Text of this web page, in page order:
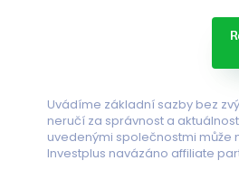
Uvádíme základní sazby bez
neručí za správnost a
uvedenými společnostmi může
Investplus navázáno affiliate